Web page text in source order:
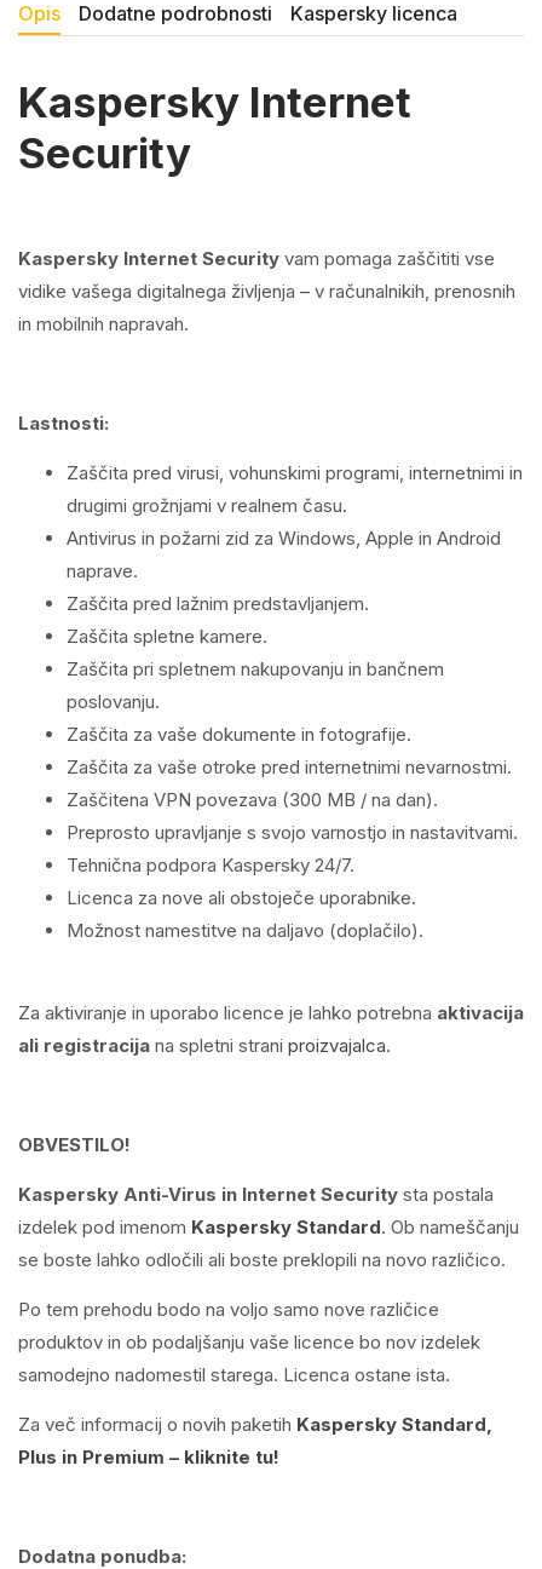
Opis Dodatne podrobnosti Kaspersky licenca
Kaspersky Internet
Security
Kaspersky Internet Security vam pomaga zaščititi vse
vidike vašega digitalnega življenja – v računalnikih, prenosnih
in mobilnih napravah.
Lastnosti:
Zaščita pred virusi, vohunskimi programi, internetnimi in
drugimi grožnjami v realnem času.
Antivirus in požarni zid za Windows, Apple in Android
naprave.
Zaščita pred lažnim predstavljanjem.
Zaščita spletne kamere.
Zaščita pri spletnem nakupovanju in bančnem
poslovanju.
Zaščita za vaše dokumente in fotografije.
Zaščita za vaše otroke pred internetnimi nevarnostmi.
Zaščitena VPN povezava (300 MB / na dan).
Preprosto upravljanje s svojo varnostjo in nastavitvami.
Tehnična podpora Kaspersky 24/7.
Licenca za nove ali obstoječe uporabnike.
Možnost namestitve na daljavo (doplačilo).
Za aktiviranje in uporabo licence je lahko potrebna aktivacija
ali registracija na spletni strani proizvajalca.
OBVESTILO!
Kaspersky Anti-Virus in Internet Security sta postala
izdelek pod imenom Kaspersky Standard. Ob nameščanju
se boste lahko odločili ali boste preklopili na novo različico.
Po tem prehodu bodo na voljo samo nove različice
produktov in ob podaljšanju vaše licence bo nov izdelek
samodejno nadomestil starega. Licenca ostane ista.
Za več informacij o novih paketih Kaspersky Standard,
Plus in Premium – kliknite tu!
Dodatna ponudba: